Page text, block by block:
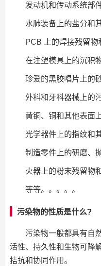
发动机和传动系统部
水肺装备上的盐分和
PCB 上的焊接残留物
在注塑模具上的沉积
珍爱的黑胶唱片上的
外科和牙科器械上的
黄铜、铜和其他表面
光学器件上的指纹和
制造零件上的研磨、
火器上的粉末残留物
等等。。。。。
污染物的性质是什么?
污染物一般都具有自
活性、持久性和生物可降
拮抗和协同作用。